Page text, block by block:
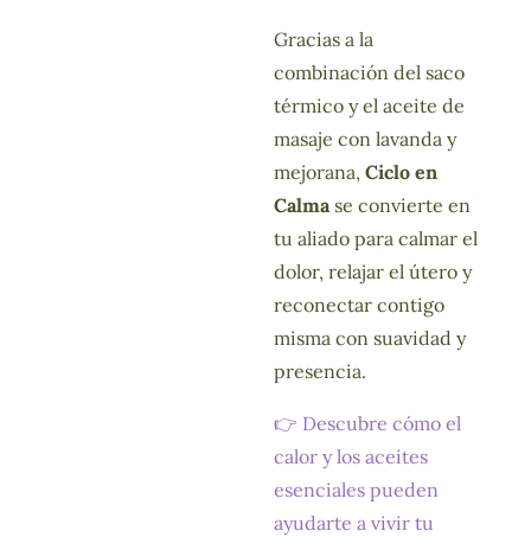
Gracias a la
combinación del saco
térmico y el aceite de
masaje con lavanda y
mejorana,Ciclo en
Calmase convierte en
tu aliado para calmar el
dolor, relajar el útero y
reconectar contigo
misma con suavidad y
presencia.
👉 Descubre cómo el
calor y los aceites
esenciales pueden
ayudarte a vivir tu